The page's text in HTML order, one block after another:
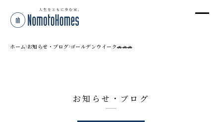
ホーム お知らせ・ブログ ゴールデンウイーク🚗🚗🚗
お知らせ・ブログ